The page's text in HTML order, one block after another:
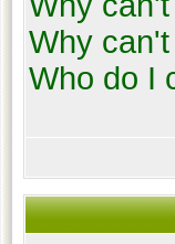
Why
Who do I